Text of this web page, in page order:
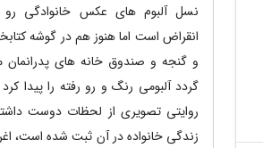
نسل آلبوم های عکس خانوادگی رو
انقراض است اما هنوز هم در گوشه
و گنجه و صندوق خانه های پدرانمان
گردد آلبومی رنگ و رو رفته را پیدا
روایتی تصویری از لحظات دوست
زندگی خانواده در آن ثبت شده است،